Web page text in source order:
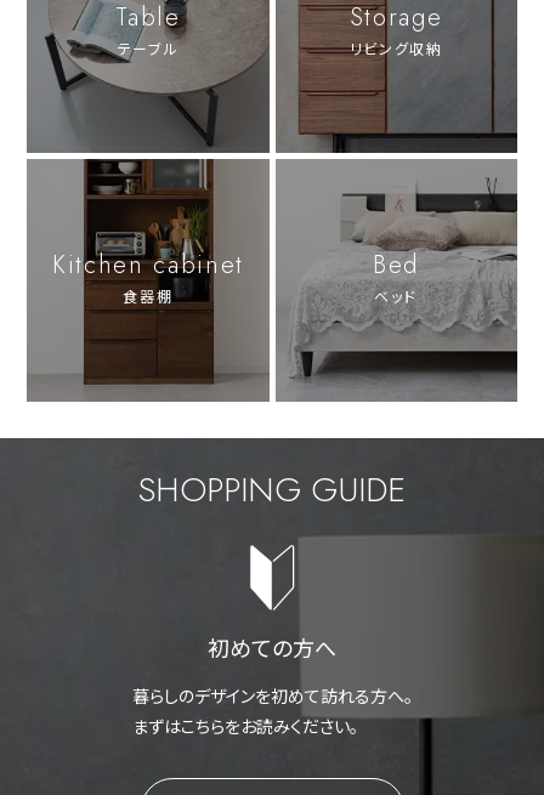
Table
テーブル
Storage
リビング収納
Kitchen cabinet
食器棚
Bed
ベッド
SHOPPING GUIDE
初めての方へ
暮らしのデザインを初めて訪れる方へ。
まずはこちらをお読みください。